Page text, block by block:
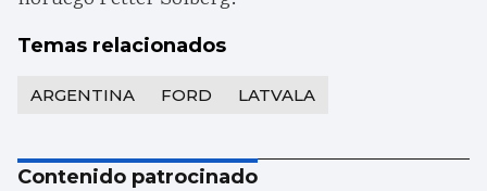
Temas relacionados
ARGENTINA FORD LATVALA
Contenido patrocinado